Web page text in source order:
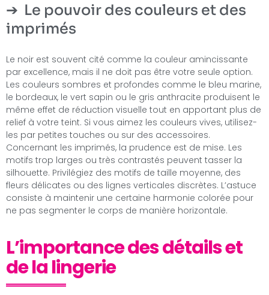
Le pouvoir des couleurs et des
imprimés
Le noir est souvent cité comme la couleur amincissante
par excellence, mais il ne doit pas être votre seule option.
Les couleurs sombres et profondes comme le bleu marine,
le bordeaux, le vert sapin ou le gris anthracite produisent le
même effet de réduction visuelle tout en apportant plus de
relief à votre teint. Si vous aimez les couleurs vives, utilisez-
les par petites touches ou sur des accessoires.
Concernant les imprimés, la prudence est de mise. Les
motifs trop larges ou très contrastés peuvent tasser la
silhouette. Privilégiez des motifs de taille moyenne, des
fleurs délicates ou des lignes verticales discrètes. L’astuce
consiste à maintenir une certaine harmonie colorée pour
ne pas segmenter le corps de manière horizontale.
L’importance des détails et
de la lingerie